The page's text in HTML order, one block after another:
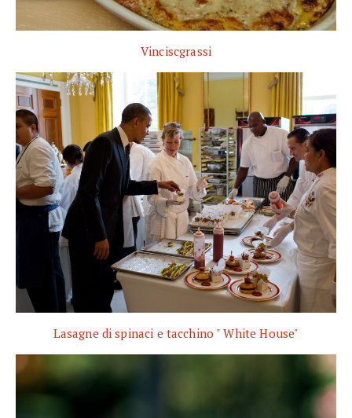
Vinciscgrassi
Lasagne di spinaci e tacchino " White House"